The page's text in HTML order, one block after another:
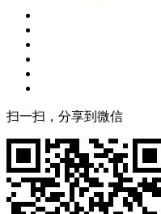
扫一扫，分享到微信